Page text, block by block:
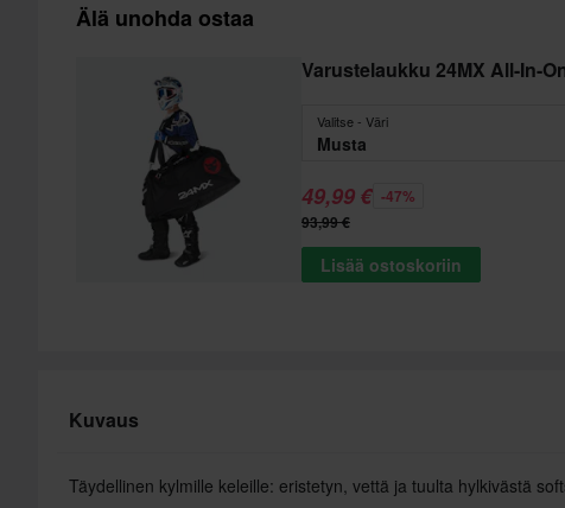
Älä unohda ostaa
Varustelaukku 24MX All-In-
Valitse - Väri
Musta
49,99 € -47%
93,99 €
Lisää ostoskoriin
Kuvaus
Täydellinen kylmille keleille: eristetyn, vettä ja tuulta hylkivästä